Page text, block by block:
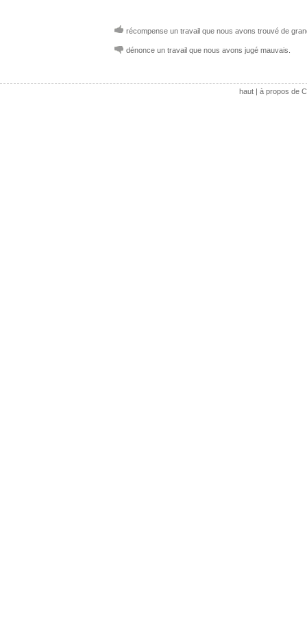
récompense un travail que nous avons trouvé de
dénonce un travail que nous avons jugé mauvais.
haut| à propos de